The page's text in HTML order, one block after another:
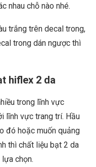
nhau chỗ nào nhé.
trắng trên decal trong,
trong dán ngược thì
hiflex 2 da
trong lĩnh vực
lĩnh vực trang trí. Hầu
đó hoặc muốn quảng
thì chất liệu bạt 2 da
chọn.